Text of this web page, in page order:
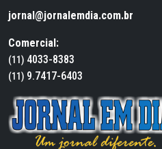
jornal@jornalemdia.com.br
Comercial:
(11) 4033-8383
(11) 9.7417-6403